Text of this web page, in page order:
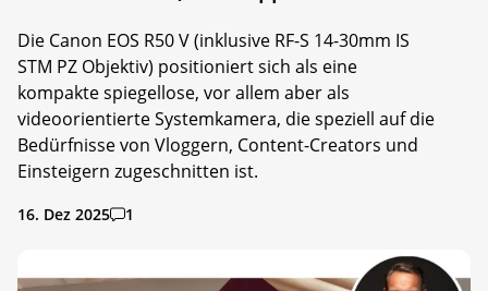
Die Canon EOS R50 V (inklusive RF-S 14-30mm IS
STM PZ Objektiv) positioniert sich als eine
kompakte spiegellose, vor allem aber als
videoorientierte Systemkamera, die speziell auf die
Bedürfnisse von Vloggern, Content-Creators und
Einsteigern zugeschnitten ist.
16. Dez 2025 1